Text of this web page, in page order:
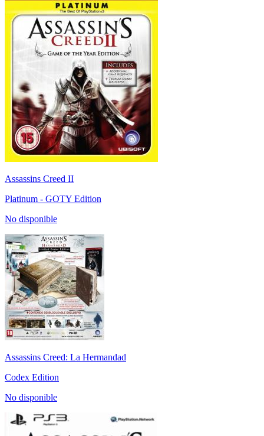
Assassins Creed II
Platinum - GOTY Edition
No disponible
Assassins Creed: La Hermandad
Codex Edition
No disponible